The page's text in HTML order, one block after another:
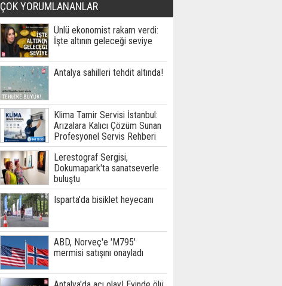
ÇOK YORUMLANANLAR
Ünlü ekonomist rakam verdi:
İşte altının geleceği seviye
Antalya sahilleri tehdit altında!
Klima Tamir Servisi İstanbul:
Arızalara Kalıcı Çözüm Sunan
Profesyonel Servis Rehberi
Lerestograf Sergisi,
Dokumapark'ta sanatseverle
buluştu
Isparta'da bisiklet heyecanı
ABD, Norveç'e 'M795'
mermisi satışını onayladı